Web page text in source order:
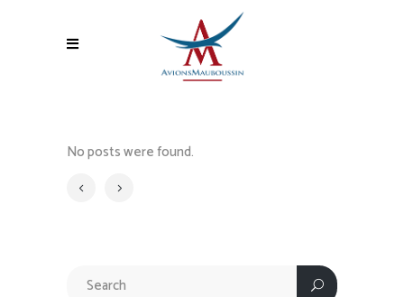
No posts were found.